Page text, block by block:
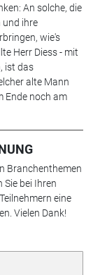
An solche, die
und ihre
wie's
Herr Diess - mit
ist das
alte Mann
Ende noch am
Branchenthemen
bei Ihren
eine
Vielen Dank!